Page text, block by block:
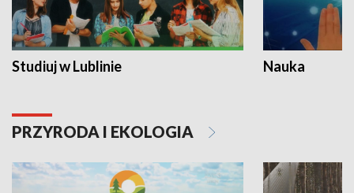
Studiuj w Lublinie Nauka
PRZYRODA I EKOLOGIA